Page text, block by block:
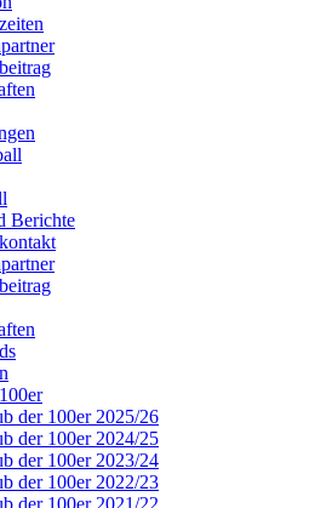
Berichte
der 100er 2025/26
der 100er 2024/25
der 100er 2023/24
der 100er 2022/23
der 100er 2021/22